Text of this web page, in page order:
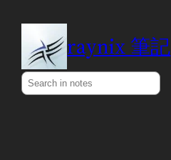
content
raynix 筆記
Search